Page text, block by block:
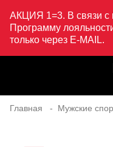
АКЦИЯ 1=3. В связи с
Программу
только через E-MAIL.
Главная Мужские